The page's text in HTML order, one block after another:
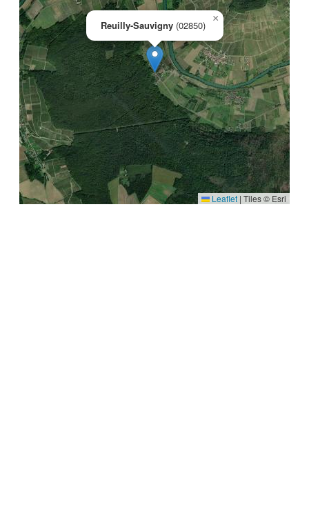
Reuilly-Sauvigny (02850)
×
Leaflet | Tiles © Esri